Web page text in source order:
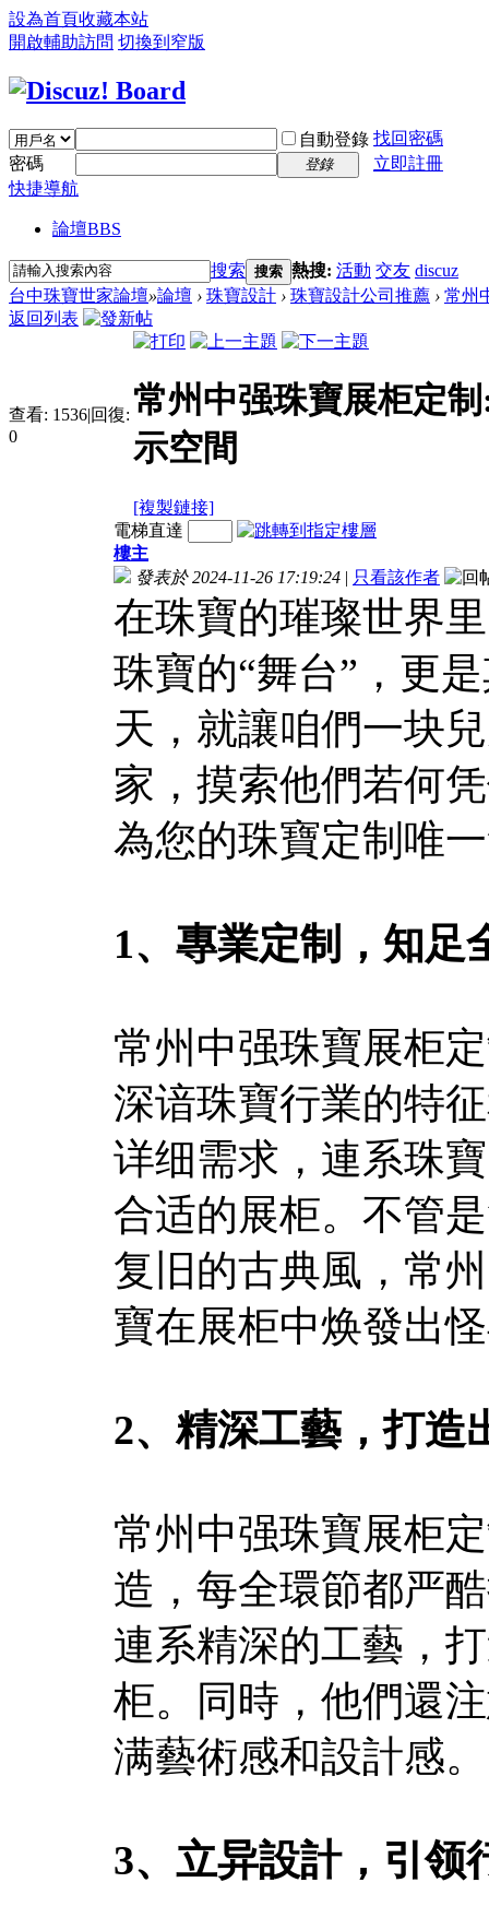
設為首頁收藏本站
開啟輔助訪問 切換到窄版
自動登錄 找回密碼
密碼
登錄
立即註冊
快捷導航
論壇BBS
搜索 搜索 熱搜: 活動 交友 discuz
台中珠寶世家論壇»論壇 › 珠寶設計 › 珠寶設計公司推薦 › 常州
返回列表
查看: 1536|回復:
0
常州中强珠寶展柜定
示空間
[複製鏈接]
電梯直達
樓主
發表於 2024-11-26 17:19:24 | 只看該作者
在珠寶的璀璨世界
珠寶的“舞台”，更
天，就讓咱們一块
家，摸索他們若何
為您的珠寶定制唯
1、專業定制，知足
常州中强珠寶展柜
深谙珠寶行業的特
详细需求，連系珠
合适的展柜。不管
复旧的古典風，常
寶在展柜中焕發出
2、精深工藝，打造
常州中强珠寶展柜
造，每全環節都严
連系精深的工藝，
柜。同時，他們還
满藝術感和設計感。
3、立异設計，引领